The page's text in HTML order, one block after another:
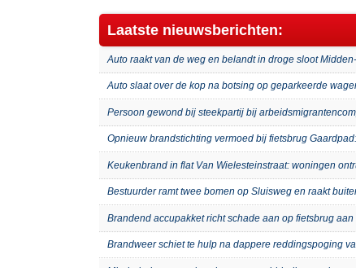
Laatste nieuwsberichten:
Auto raakt van de weg en belandt in droge sloot
Auto slaat over de kop na botsing op geparkeerde
Persoon gewond bij steekpartij bij
Opnieuw brandstichting vermoed bij fietsbrug
Keukenbrand in flat Van Wielesteinstraat: woningen
Bestuurder ramt twee bomen op Sluisweg en raakt
Brandend accupakket richt schade aan op fietsbrug
Brandweer schiet te hulp na dappere reddingspoging